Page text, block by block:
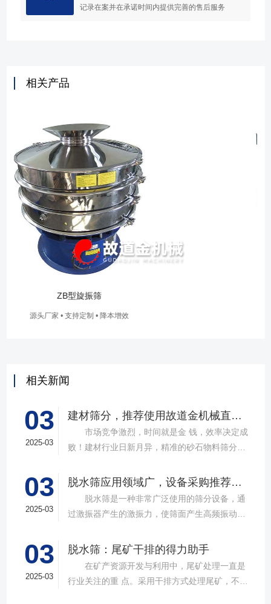
记录在案并在承诺时间内提供完善的售后服务
相关产品
源头厂家 • 支持定制 • 降本增效
相关新闻
03
2025-03
建材筛分，推荐使用故道金机械直线筛
市场竞争激烈，时间就是金 钱，效率决定成
败！建材行业日新月异，精准的砂石物料筛分工
故道金机械，深耕振动筛分领域三十载，推出多
款高质量直线筛设备，以稳定的筛分质量，强大
的处理能力，提供建材砂石物料筛分解决方
队，产品设计时考虑机械结构、动力学特性和操
作便捷性，其生产的直线筛产品使用时，物料在
筛面快速且均匀分布，筛孔不堵塞，筛分效率
03
2025-03
脱水筛应用领域广，设备采购推荐选择实力厂家
脱水筛是一种非常广泛使用的筛分设备，通
过激振器产生的激振力，使筛面产生高频振动，
与液体之间的分离。在多个行业中，脱水筛都发
03
2025-03
脱水筛：尾矿干排的得力助手
在矿产资源开发与利用中，尾矿处理一直是
行业关注的重 点。采用干排方式处理尾矿，不仅